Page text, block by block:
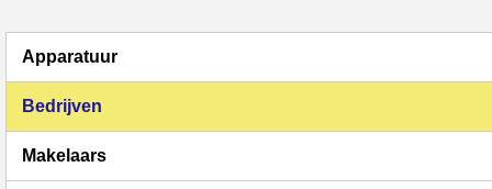
Apparatuur
Bedrijven
Makelaars